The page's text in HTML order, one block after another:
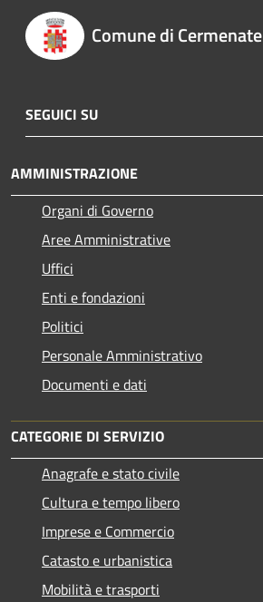
Comune di Cermenate
SEGUICI SU
AMMINISTRAZIONE
Organi di Governo
Aree Amministrative
Uffici
Enti e fondazioni
Politici
Personale Amministrativo
Documenti e dati
CATEGORIE DI SERVIZIO
Anagrafe e stato civile
Cultura e tempo libero
Imprese e Commercio
Catasto e urbanistica
Mobilità e trasporti